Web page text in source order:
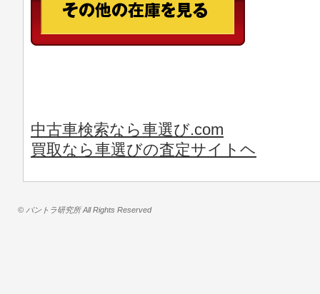
中古車検索なら車選び.com
買取なら車選びの査定サイトヘ
© バントラ研究所 All Rights Reserved